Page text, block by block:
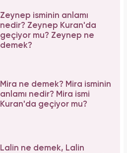
Zeynep isminin anlamı
nedir? Zeynep Kuran'da
geçiyor mu? Zeynep ne
demek?
Mira ne demek? Mira isminin
anlamı nedir? Mira ismi
Kuran'da geçiyor mu?
Lalin ne demek, Lalin